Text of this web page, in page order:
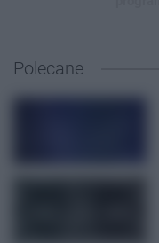
Polecane